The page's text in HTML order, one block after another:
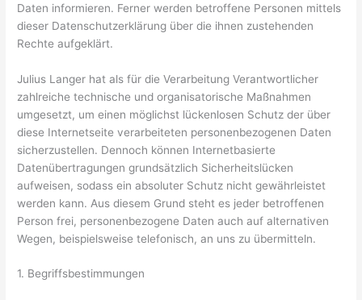
Daten informieren. Ferner werden betroffene Personen mittels
dieser Datenschutzerklärung über die ihnen zustehenden
Rechte aufgeklärt.
Julius Langer hat als für die Verarbeitung Verantwortlicher
zahlreiche technische und organisatorische Maßnahmen
umgesetzt, um einen möglichst lückenlosen Schutz der über
diese Internetseite verarbeiteten personenbezogenen Daten
sicherzustellen. Dennoch können Internetbasierte
Datenübertragungen grundsätzlich Sicherheitslücken
aufweisen, sodass ein absoluter Schutz nicht gewährleistet
werden kann. Aus diesem Grund steht es jeder betroffenen
Person frei, personenbezogene Daten auch auf alternativen
Wegen, beispielsweise telefonisch, an uns zu übermitteln.
1. Begriffsbestimmungen